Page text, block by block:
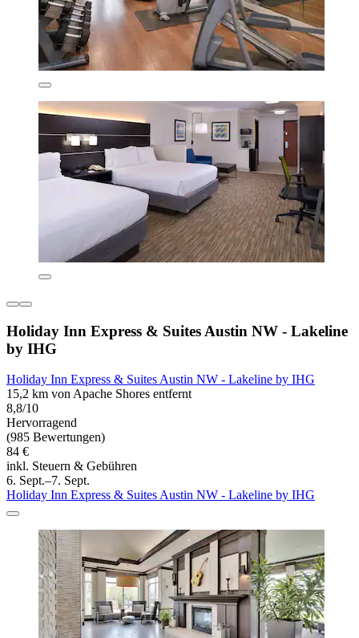
Holiday Inn Express & Suites Austin NW - Lakeline
by IHG
Holiday Inn Express & Suites Austin NW - Lakeline by IHG
15,2 km von Apache Shores entfernt
8,8/10
Hervorragend
(985 Bewertungen)
84 €
inkl. Steuern & Gebühren
6. Sept.–7. Sept.
Holiday Inn Express & Suites Austin NW - Lakeline by IHG